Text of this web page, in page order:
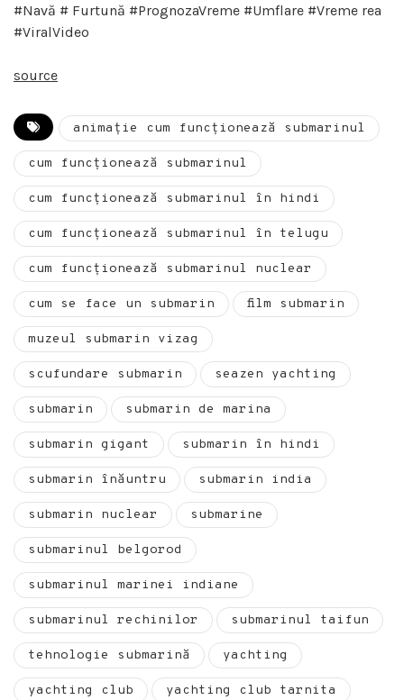
#Navă # Furtună #PrognozaVreme #Umflare #Vreme rea
#ViralVideo
source
animație cum funcționează submarinul
cum funcționează submarinul
cum funcționează submarinul în hindi
cum funcționează submarinul în telugu
cum funcționează submarinul nuclear
cum se face un submarin film submarin
muzeul submarin vizag
scufundare submarin seazen yachting
submarin submarin de marina
submarin gigant submarin în hindi
submarin înăuntru submarin india
submarin nuclear submarine
submarinul belgorod
submarinul marinei indiane
submarinul rechinilor submarinul taifun
tehnologie submarină yachting
yachting club yachting club tarnita